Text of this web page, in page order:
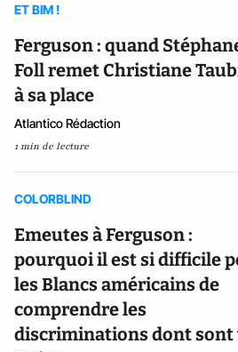
ET BIM !
Ferguson : quand
Foll remet Christiane
à sa place
Atlantico Rédaction
1 min de lecture
COLORBLIND
Emeutes à Ferguson :
pourquoi il est si difficile
les Blancs américains de
comprendre les
discriminations dont sont